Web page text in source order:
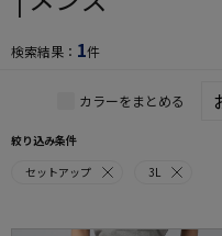
検索結果： 1件
カラーをまとめる
絞り込み条件
セットアップ
3L